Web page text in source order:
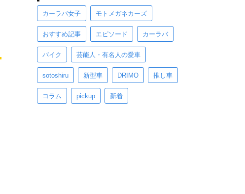
カーラバ女子 モトメガネカーズ
おすすめ記事 エピソード カーラバ
バイク 芸能人・有名人の愛車
sotoshiru 新型車 DRIMO 推し車
コラム pickup 新着